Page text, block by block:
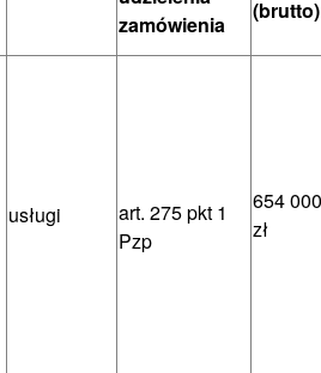
zamówienia
(brutto)
usługi
art. 275 pkt 1
Pzp
654
zł